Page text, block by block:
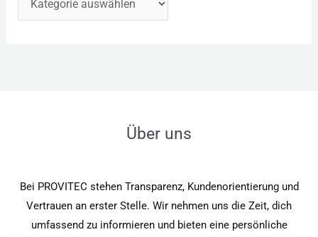
Über uns
Bei PROVITEC stehen Transparenz, Kundenorientierung und
Vertrauen an erster Stelle. Wir nehmen uns die Zeit, dich
umfassend zu informieren und bieten eine persönliche